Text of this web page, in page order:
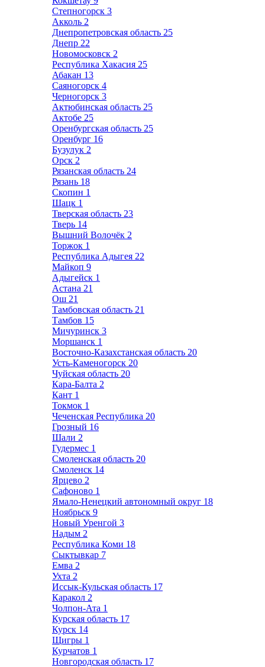
Степногорск 3
Акколь 2
Днепропетровская область 25
Днепр 22
Новомосковск 2
Республика Хакасия 25
Абакан 13
Саяногорск 4
Черногорск 3
Актюбинская область 25
Актобе 25
Оренбургская область 25
Оренбург 16
Бузулук 2
Орск 2
Рязанская область 24
Рязань 18
Скопин 1
Шацк 1
Тверская область 23
Тверь 14
Вышний Волочёк 2
Торжок 1
Республика Адыгея 22
Майкоп 9
Адыгейск 1
Астана 21
Ош 21
Тамбовская область 21
Тамбов 15
Мичуринск 3
Моршанск 1
Восточно-Казахстанская область 20
Усть-Каменогорск 20
Чуйская область 20
Кара-Балта 2
Кант 1
Токмок 1
Чеченская Республика 20
Грозный 16
Шали 2
Гудермес 1
Смоленская область 20
Смоленск 14
Ярцево 2
Сафоново 1
Ямало-Ненецкий автономный округ 18
Ноябрьск 9
Новый Уренгой 3
Надым 2
Республика Коми 18
Сыктывкар 7
Емва 2
Ухта 2
Иссык-Кульская область 17
Каракол 2
Чолпон-Ата 1
Курская область 17
Курск 14
Щигры 1
Курчатов 1
Новгородская область 17